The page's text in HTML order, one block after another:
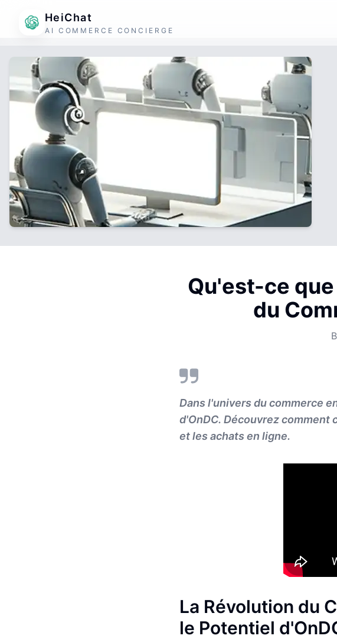
HeiChat
AI COMMERCE CONCIERGE
Qu'est-ce que
du
Dans l'univers du commerce
d'OnDC. Découvrez
et les achats en ligne.
La Révolution du
le Potentiel